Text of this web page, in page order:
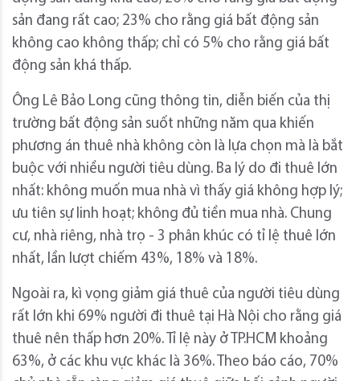
sản đang rất cao; 23% cho rằng giá bất động sản
không cao không thấp; chỉ có 5% cho rằng giá bất
động sản khá thấp.
Ông Lê Bảo Long cũng thông tin, diễn biến của thị
trường bất động sản suốt những năm qua khiến
phương án thuê nhà không còn là lựa chọn mà là bắt
buộc với nhiều người tiêu dùng. Ba lý do đi thuê lớn
nhất: không muốn mua nhà vì thấy giá không hợp lý;
ưu tiên sự linh hoạt; không đủ tiền mua nhà. Chung
cư, nhà riêng, nhà trọ - 3 phân khúc có tỉ lệ thuê lớn
nhất, lần lượt chiếm 43%, 18% và 18%.
Ngoài ra, kì vọng giảm giá thuê của người tiêu dùng
rất lớn khi 69% người đi thuê tại Hà Nội cho rằng giá
thuê nên thấp hơn 20%. Tỉ lệ này ở TP.HCM khoảng
63%, ở các khu vực khác là 36%. Theo báo cáo, 70%